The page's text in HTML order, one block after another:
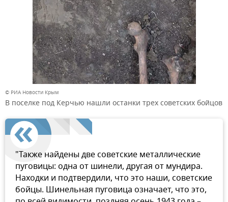
© РИА Новости Крым
В поселке под Керчью нашли останки трех советских бойцов
"Также найдены две советские металлические
пуговицы: одна от шинели, другая от мундира.
Находки и подтвердили, что это наши, советские
бойцы. Шинельная пуговица означает, что это,